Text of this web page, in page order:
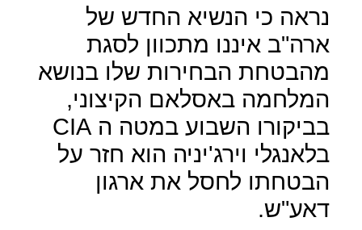
נראה כי הנשיא החדש של
ארה"ב איננו מתכוון לסגת
מהבטחת הבחירות שלו בנושא
המלחמה באסלאם הקיצוני,
בביקורו השבוע במטה ה CIA
בלאנגלי וירג'יניה הוא חזר על
הבטחתו לחסל את ארגון
דאע"ש.